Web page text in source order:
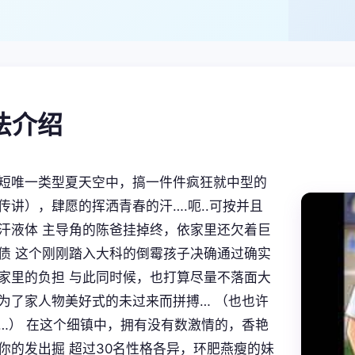
介绍
唯一类型夏天空中，搞一件件疯狂就中型的
讲），肆愿的挥洒青春的汗….呃..可按并且
液体 主导角的陈爸挂掉终，依家里还欠着巨
这个刚刚踏入大科的倒霉孩子决确通过确实
里的负担 与此同时候，也打算尽量不落面大
了家人物美好式的未过来而拼搏… （也也许
） 在这个细镇中，拥有没有数激情的，香艳
的发出掘 超过30名性格各异，环肥燕瘦的妹